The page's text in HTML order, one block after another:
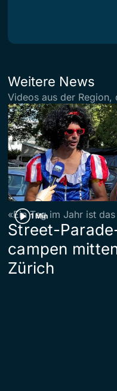
Weitere News
Videos aus der
1 Min
«Ein Tag im Jahr ist
Street-
campen
Zürich